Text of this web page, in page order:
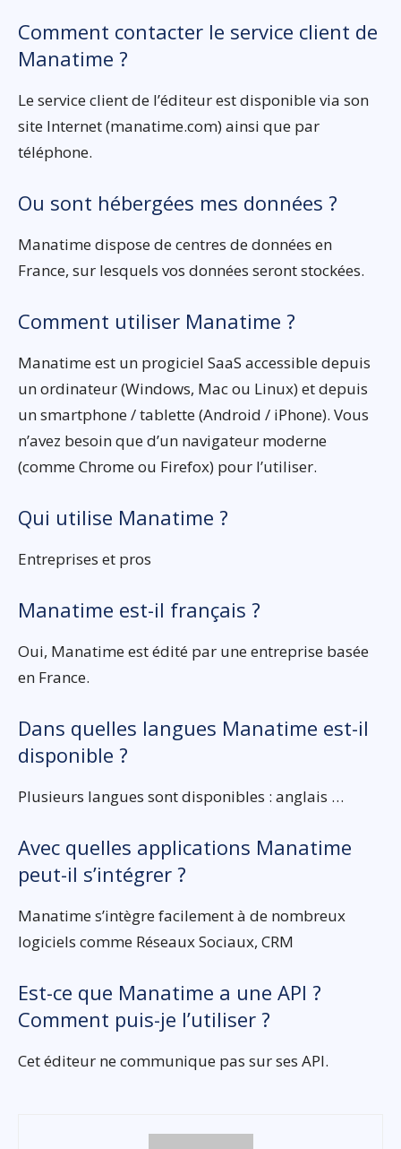
Comment contacter le service client de
Manatime ?
Le service client de l’éditeur est disponible via son
site Internet (manatime.com) ainsi que par
téléphone.
Ou sont hébergées mes données ?
Manatime dispose de centres de données en
France, sur lesquels vos données seront stockées.
Comment utiliser Manatime ?
Manatime est un progiciel SaaS accessible depuis
un ordinateur (Windows, Mac ou Linux) et depuis
un smartphone / tablette (Android / iPhone). Vous
n’avez besoin que d’un navigateur moderne
(comme Chrome ou Firefox) pour l’utiliser.
Qui utilise Manatime ?
Entreprises et pros
Manatime est-il français ?
Oui, Manatime est édité par une entreprise basée
en France.
Dans quelles langues Manatime est-il
disponible ?
Plusieurs langues sont disponibles : anglais …
Avec quelles applications Manatime
peut-il s’intégrer ?
Manatime s’intègre facilement à de nombreux
logiciels comme Réseaux Sociaux, CRM
Est-ce que Manatime a une API ?
Comment puis-je l’utiliser ?
Cet éditeur ne communique pas sur ses API.